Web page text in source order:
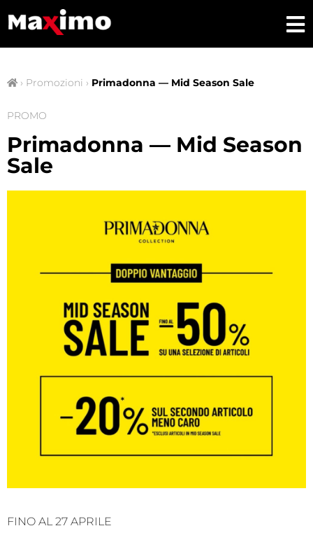
› Promozioni › Primadonna — Mid Season Sale
PROMO
Primadonna — Mid Season
Sale
FINO AL 27 APRILE